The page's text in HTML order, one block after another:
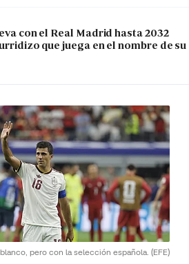
con el Real Madrid hasta 2032
que juega en el nombre de su
pero con la selección española. (EFE)